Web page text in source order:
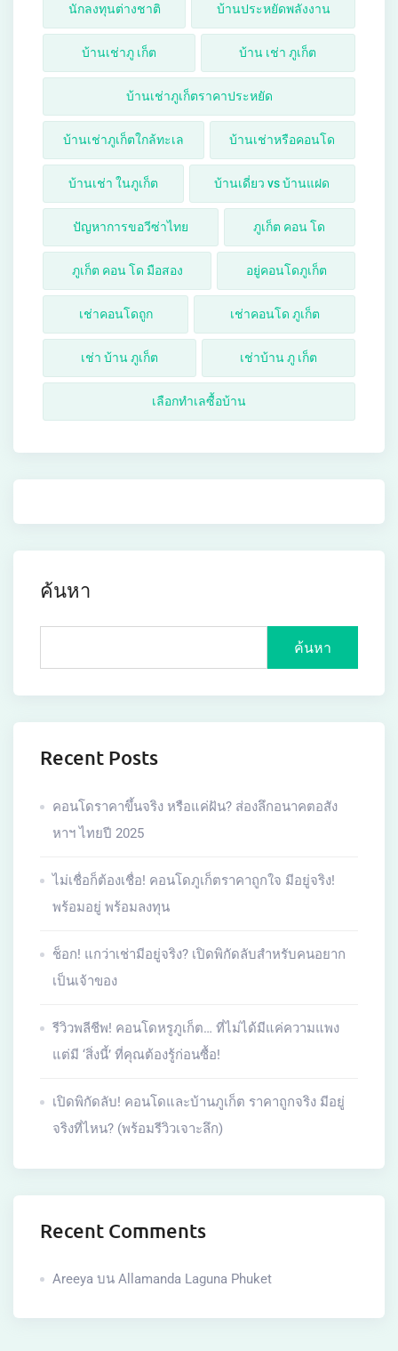
นักลงทุนต่างชาติ บ้านประหยัดพลังงาน
บ้านเช่าภู เก็ต บ้าน เช่า ภูเก็ต
บ้านเช่าภูเก็ตราคาประหยัด
บ้านเช่าภูเก็ตใกล้ทะเล บ้านเช่าหรือคอนโด
บ้านเช่า ในภูเก็ต บ้านเดี่ยว vs บ้านแฝด
ปัญหาการขอวีซ่าไทย ภูเก็ต คอน โด
ภูเก็ต คอน โด มือสอง อยู่คอนโดภูเก็ต
เช่าคอนโดถูก เช่าคอนโด ภูเก็ต
เช่า บ้าน ภูเก็ต เช่าบ้าน ภู เก็ต
เลือกทำเลซื้อบ้าน
ค้นหา
ค้นหา
Recent Posts
คอนโดราคาขึ้นจริง หรือแค่ฝัน? ส่องลึกอนาคตอสัง
หาฯ ไทยปี 2025
ไม่เชื่อก็ต้องเชื่อ! คอนโดภูเก็ตราคาถูกใจ มีอยู่จริง!
พร้อมอยู่ พร้อมลงทุน
ช็อก! แกว่าเช่ามีอยู่จริง? เปิดพิกัดลับสำหรับคนอยาก
เป็นเจ้าของ
รีวิวพลีชีพ! คอนโดหรูภูเก็ต… ที่ไม่ได้มีแค่ความแพง
แต่มี ‘สิ่งนี้’ ที่คุณต้องรู้ก่อนซื้อ!
เปิดพิกัดลับ! คอนโดและบ้านภูเก็ต ราคาถูกจริง มีอยู่
จริงที่ไหน? (พร้อมรีวิวเจาะลึก)
Recent Comments
Areeya บน Allamanda Laguna Phuket